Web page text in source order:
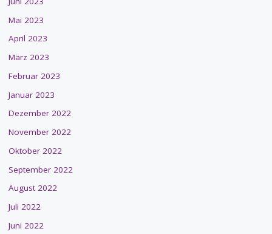
Mai 2023
April 2023
März 2023
Februar 2023
Januar 2023
Dezember 2022
November 2022
Oktober 2022
September 2022
August 2022
Juli 2022
Juni 2022